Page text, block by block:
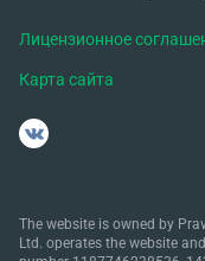
Лицензионное
Карта сайта
The website is owned by
Ltd. operates the website